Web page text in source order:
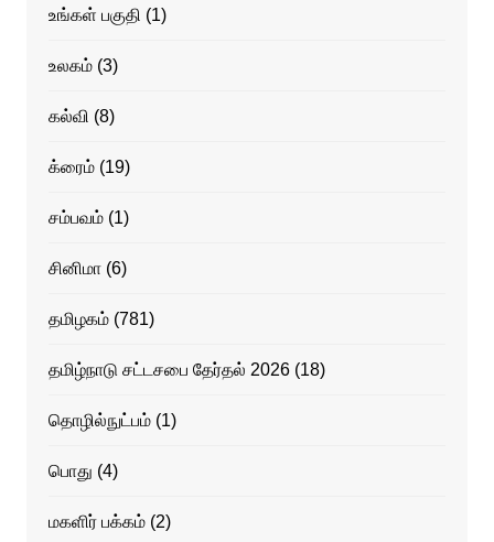
உங்கள் பகுதி (1)
உலகம்(3)
கல்வி (8)
க்ரைம்(19)
சம்பவம்(1)
சினிமா(6)
தமிழகம்(781)
தமிழ்நாடு சட்டசபை தேர்தல் 2026(18)
தொழில்நுட்பம்(1)
பொது (4)
மகளிர் பக்கம்(2)